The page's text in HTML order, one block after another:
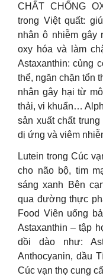
CHẤT CHỐNG
trong Việt quất:
nhân ô nhiễm gây
oxy hóa và làm
Astaxanthin: củng
thể, ngăn chặn tổn
nhân gây hại từ
thải, vi khuẩn…
sản xuất chất
dị ứng và viêm
Lutein trong Cúc
cho não bộ, tim
sáng xanh Bên
qua đường thực
Food Viên uống
Astaxanthin – tập
dồi dào như:
Anthocyanin, dầu
Cúc vạn thọ cung